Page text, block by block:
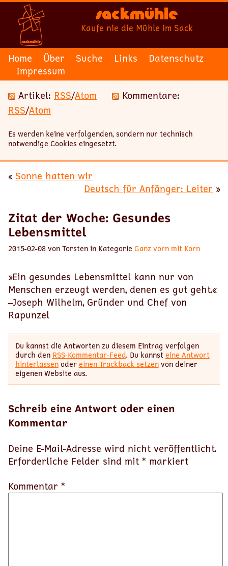
Sackmühle
Kaufe nie die Mühle im Sack
Home Über Suche Links
Datenschutz
Impressum
Artikel: RSS/Atom
Kommentare:
RSS/Atom
Es werden keine verfolgenden, sondern nur technisch
notwendige Cookies eingesetzt.
« Sonne hatten wir
Deutsch für Anfänger: Leiter »
Zitat der Woche: Gesundes
Lebensmittel
2015-02-08 von Torsten in Kategorie Ganz vorn mit Korn
»Ein gesundes Lebensmittel kann nur von
Menschen erzeugt werden, denen es gut geht.«
–Joseph Wilhelm, Gründer und Chef von
Rapunzel
Du kannst die Antworten zu diesem Eintrag verfolgen
durch den RSS-Kommentar-Feed. Du kannsteine Antwort
hinterlassenodereinen Trackback setzenvon deiner
eigenen Website aus.
Schreib eine Antwort oder einen
Kommentar
Deine E-Mail-Adresse wird nicht veröffentlicht.
Erforderliche Felder sind mit * markiert
Kommentar *